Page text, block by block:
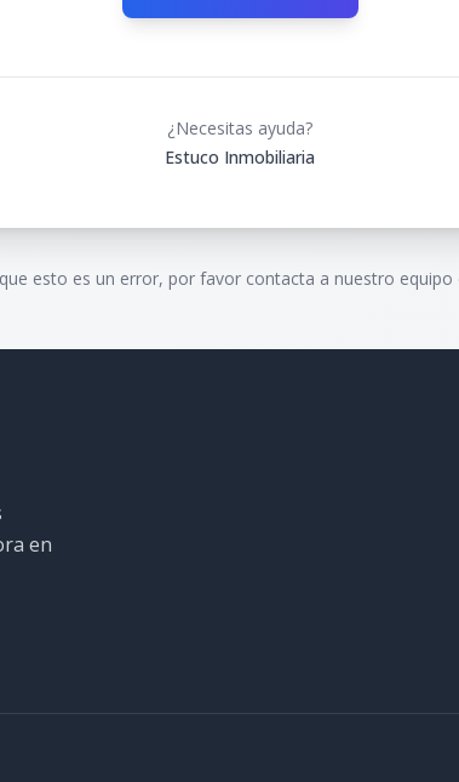
¿Necesitas ayuda?
Estuco Inmobiliaria
esto es un error, por favor contacta a nuestro equipo
en